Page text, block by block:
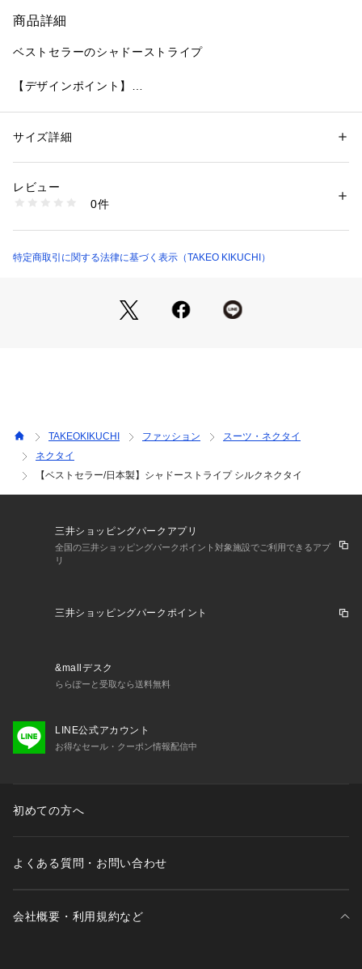
商品詳細
ベストセラーのシャドーストライプ
【デザインポイント】
どんなスーツにも品格を保てると、ベテランビジネスマンから
同色系のレジメンタル
朱子織、レップ、バスケットと組織を分けて凹凸をだして奥行
お持ちのスーツ、シャツに合わせるにはベストの定番になれる
大切な方へのギフトとしてもお薦めです。
性別：メンズ
素材：シルク100％
商品番号：
070-01180 （ショップ）
サイズ詳細
レビュー
0件
特定商取引に関する法律に基づく表示（TAKEO KIKUCHI）
TAKEOKIKUCHI ファッション
スーツ・ネクタイ
ネクタイ
【ベストセラー/日本製】シャドーストライプ シルクネクタイ
三井ショッピングパークアプリ
全国の三井ショッピングパークポイント対象施設でご利用できるアプ
リ
三井ショッピングパークポイント
&mallデスク
ららぽーと受取なら送料無料
LINE公式アカウント
お得なセール・クーポン情報配信中
初めての方へ
よくある質問・お問い合わせ
会社概要・利用規約など